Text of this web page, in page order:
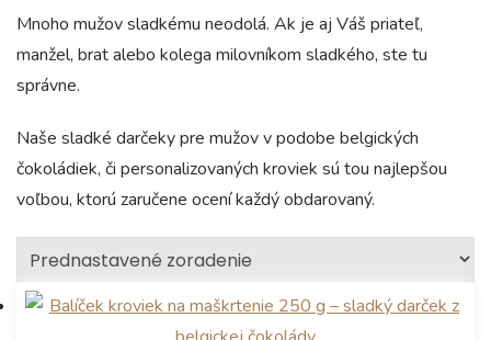
Mnoho mužov sladkému neodolá. Ak je aj Váš priateľ,
manžel, brat alebo kolega milovníkom sladkého, ste tu
správne.
Naše sladké darčeky pre mužov v podobe belgických
čokoládiek, či personalizovaných kroviek sú tou najlepšou
voľbou, ktorú zaručene ocení každý obdarovaný.